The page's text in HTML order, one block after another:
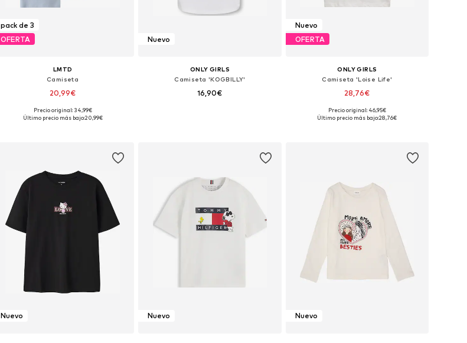
pack de 3
OFERTA
LMTD
Camiseta
20,99€
Precio original: 34,99€
Último precio más bajo:20,99€
Nuevo
ONLY GIRLS
Camiseta 'KOGBILLY'
16,90€
Nuevo
OFERTA
ONLY GIRLS
Camiseta 'Loise Life'
28,76€
Precio original: 46,95€
Último precio más bajo:28,76€
Nuevo Nuevo Nuevo